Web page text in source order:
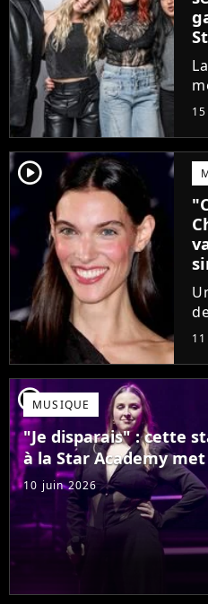
la
player2
player2MUSIQUE
"Je disparais" : cette
à la Star Academy
10 juin 2026